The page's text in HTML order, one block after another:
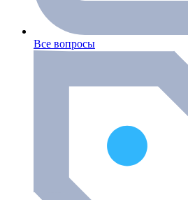
Все вопросы